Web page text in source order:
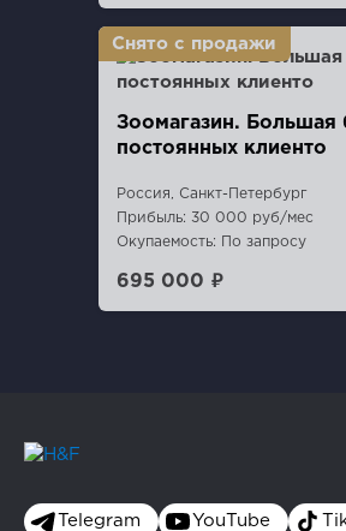
Зоомагазин. Большая
постоянных клиенто
Россия, Санкт-Петербург
Прибыль: 30 000 руб/мес
Окупаемость: По запросу
695 000 ₽
Telegram YouTube